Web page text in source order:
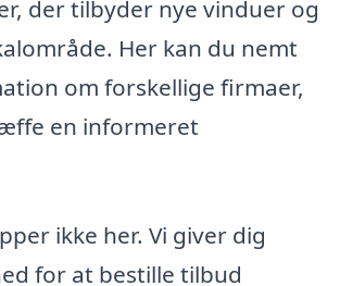
der tilbyder nye vinduer og
Her kan du nemt
om forskellige firmaer,
en informeret
ikke her. Vi giver dig
for at bestille tilbud